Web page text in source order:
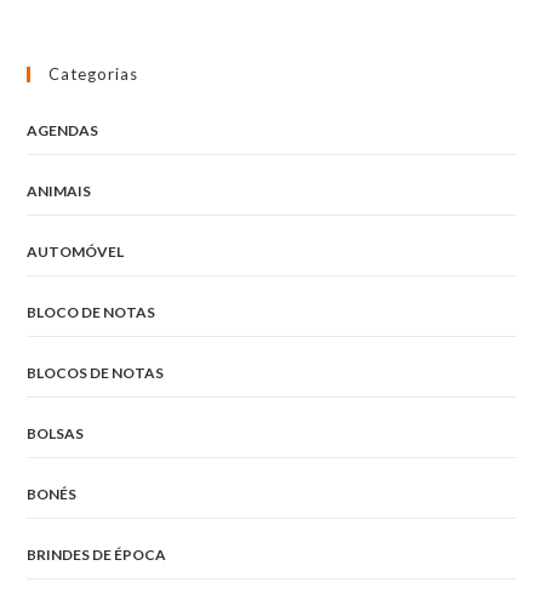
Categorias
AGENDAS
ANIMAIS
AUTOMÓVEL
BLOCO DE NOTAS
BLOCOS DE NOTAS
BOLSAS
BONÉS
BRINDES DE ÉPOCA